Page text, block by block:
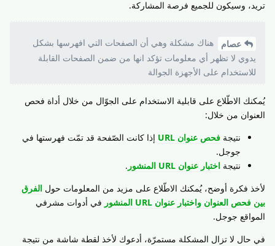
تريد، وسيكون للجميع فرصة المشاركة.
عصام
هناك مشكلة وهي أن الصفحات التي افهرسها بشكل
يدوي لا تظهر أي معلومات تؤكد انها من ضمن الصفحات القابلة
للاستخدام على الأجهزة الجوالة
يُمكنك الاطّلاع على قابلية الاستخدام على الجوّال من خلال أداة فحص
العنوان من خلال:
نتيجة فحص عنوان URL
إذا كانت الصّفحة قد تمّت فهرستها في
جوجل.
نتيجة اختبار عنوان URL المنشور
.
لأخذ فكرة أوضح، يُمكنك الاطّلاع على مزيد من المعلومات حول الفرق
بين فحص العنوان واختبار عنوان URL المنشور
في أدوات مشرفي
المواقع جوجل.
في حال لا تزال المشكلة مستمرّة، أدعوك لأخذ لقطة شاشة من نتيجة